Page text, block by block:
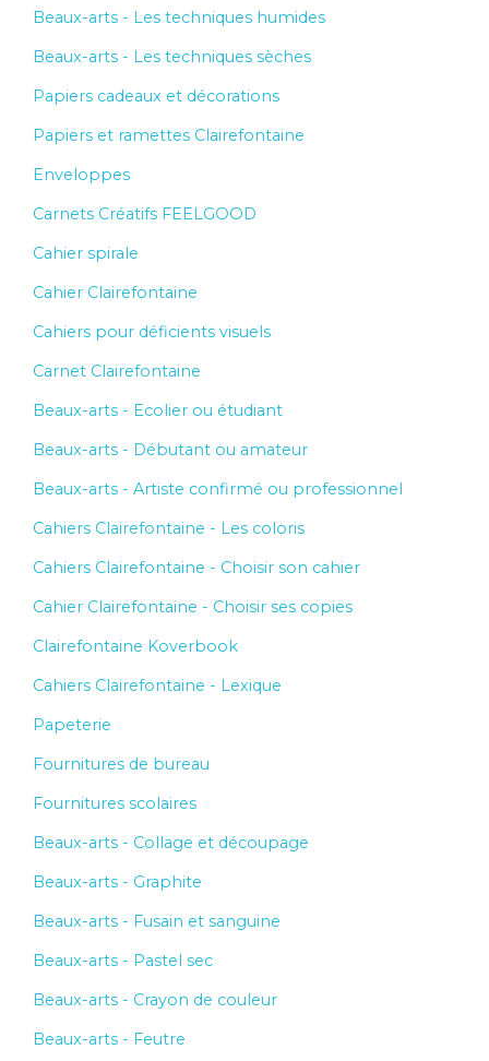
Beaux-arts - Les techniques humides
Beaux-arts - Les techniques sèches
Papiers cadeaux et décorations
Papiers et ramettes Clairefontaine
Enveloppes
Carnets Créatifs FEELGOOD
Cahier spirale
Cahier Clairefontaine
Cahiers pour déficients visuels
Carnet Clairefontaine
Beaux-arts - Ecolier ou étudiant
Beaux-arts - Débutant ou amateur
Beaux-arts - Artiste confirmé ou professionnel
Cahiers Clairefontaine - Les coloris
Cahiers Clairefontaine - Choisir son cahier
Cahier Clairefontaine - Choisir ses copies
Clairefontaine Koverbook
Cahiers Clairefontaine - Lexique
Papeterie
Fournitures de bureau
Fournitures scolaires
Beaux-arts - Collage et découpage
Beaux-arts - Graphite
Beaux-arts - Fusain et sanguine
Beaux-arts - Pastel sec
Beaux-arts - Crayon de couleur
Beaux-arts - Feutre